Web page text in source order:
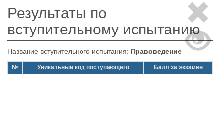
Результаты по
вступительному испытанию
Название вступительного испытания: Правоведение
№ Уникальный код поступающего Балл за экзамен